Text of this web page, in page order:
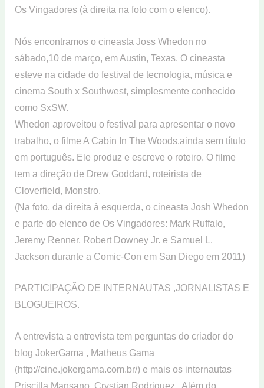
Os Vingadores (à direita na foto com o elenco).
Nós encontramos o cineasta Joss Whedon no
sábado,10 de março, em Austin, Texas. O cineasta
esteve na cidade do festival de tecnologia, música e
cinema South x Southwest, simplesmente conhecido
como SxSW.
Whedon aproveitou o festival para apresentar o novo
trabalho, o filme A Cabin In The Woods.ainda sem título
em português. Ele produz e escreve o roteiro. O filme
tem a direção de Drew Goddard, roteirista de
Cloverfield, Monstro.
(Na foto, da direita à esquerda, o cineasta Josh Whedon
e parte do elenco de Os Vingadores: Mark Ruffalo,
Jeremy Renner, Robert Downey Jr. e Samuel L.
Jackson durante a Comic-Con em San Diego em 2011)
PARTICIPAÇÃO DE INTERNAUTAS ,JORNALISTAS E
BLOGUEIROS.
A entrevista a entrevista tem perguntas do criador do
blog JokerGama , Matheus Gama
(http://cine.jokergama.com.br/) e mais os internautas
Priscilla Mansano, Crystian Rodriquez . Além do